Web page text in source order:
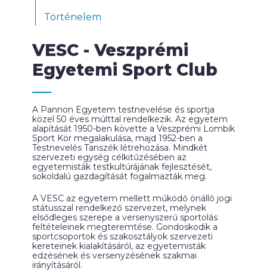
Történelem
VESC - Veszprémi
Egyetemi Sport Club
A Pannon Egyetem testnevelése és sportja
közel 50 éves múlttal rendelkezik. Az egyetem
alapítását 1950-ben követte a Veszprémi Lombik
Sport Kör megalakulása, majd 1952-ben a
Testnevelés Tanszék létrehozása. Mindkét
szervezeti egység célkitűzésében az
egyetemisták testkultúrájának fejlesztését,
sokoldalú gazdagítását fogalmazták meg.
A VESC az egyetem mellett működő önálló jogi
státusszal rendelkező szervezet, melynek
elsődleges szerepe a versenyszerű sportolás
feltételeinek megteremtése. Gondoskodik a
sportcsoportok és szakosztályok szervezeti
kereteinek kialakításáról, az egyetemisták
edzésének és versenyzésének szakmai
irányításáról.